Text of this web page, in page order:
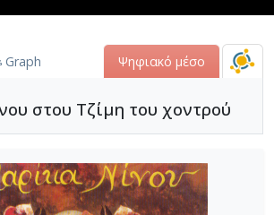
Graph Ψηφιακό μέσο
στου Τζίμη του χοντρού